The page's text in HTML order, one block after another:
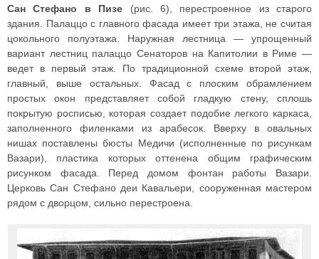
Сан Стефано в Пизе (рис. 6), перестроенное из старого
здания. Палаццо с главного фасада имеет три этажа, не считая
цокольного полуэтажа. Наружная лестница — упрощенный
вариант лестниц палаццо Сенаторов на Капитолии в Риме —
ведет в первый этаж. По традиционной схеме второй этаж,
главный, выше остальных. Фасад с плоским обрамлением
простых окон представляет собой гладкую стену, сплошь
покрытую росписью, которая создает подобие легкого каркаса,
заполненного филенками из арабесок. Вверху в овальных
нишах поставлены бюсты Медичи (исполненные по рисункам
Вазари), пластика которых оттенена общим графическим
рисунком фасада. Перед домом фонтан работы Вазари.
Церковь Сан Стефано деи Кавальери, сооруженная мастером
рядом с дворцом, сильно перестроена.